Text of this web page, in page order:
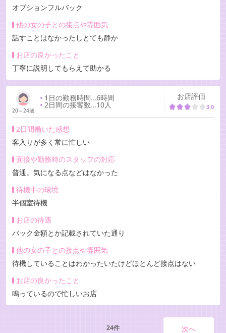
オプションフルバック
他の女の子との接点や雰囲気
話すことはなかったしとても静か
お店の良かったこと
丁寧に説明してもらえて助かる
20～24歳
1日の勤務時間…6時間
2日間の接客数…10人
お店評価
3.0
2日間働いた感想
客入りが多く常に忙しい
面接や勤務時のスタッフの対応
普通。気になる点などはなかった
待機中の環境
半個室待機
お店の待遇
バック金額とか記載されていた通り
他の女の子との接点や雰囲気
待機していることはわかったいたけどほとんど接点はない
お店の良かったこと
鳴っているので忙しいお店
次へ
24件